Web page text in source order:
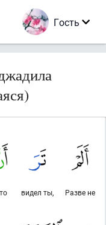
Гость
Разве не
видел ты,